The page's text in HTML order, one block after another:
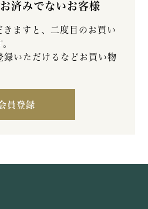
済みでないお客様
ますと、二度目のお買い
録いただけるなどお買い物
員登録